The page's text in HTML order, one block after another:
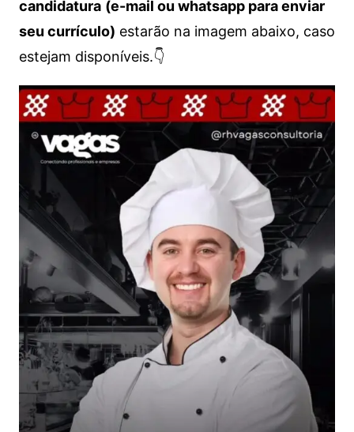
candidatura (e-mail ou whatsapp para enviar
seu currículo) estarão na imagem abaixo, caso
estejam disponíveis.👇